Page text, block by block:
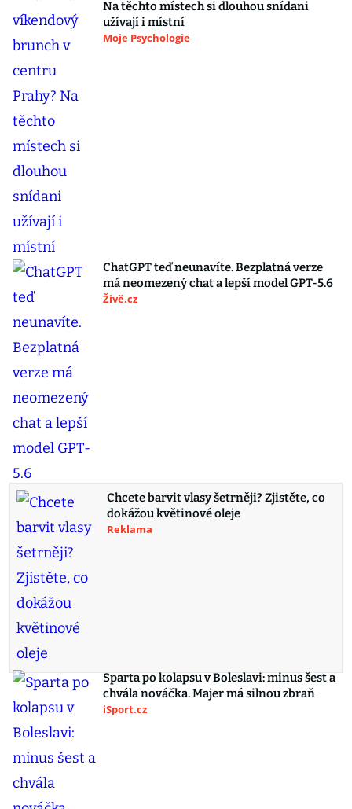
Na těchto místech si dlouhou snídani
užívají i místní
Moje Psychologie
ChatGPT teď neunavíte. Bezplatná verze
má neomezený chat a lepší model GPT-5.6
Živě.cz
Chcete barvit vlasy šetrněji? Zjistěte, co
dokážou květinové oleje
Reklama
Sparta po kolapsu v Boleslavi: minus šest a
chvála nováčka. Majer má silnou zbraň
iSport.cz